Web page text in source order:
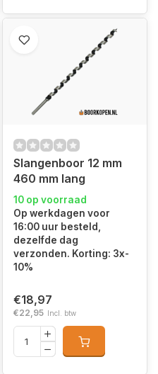
Slangenboor 12 mm
460 mm lang
10 op voorraad
Op werkdagen voor
16:00 uur besteld,
dezelfde dag
verzonden. Korting: 3x-
10%
€18,97
€22,95 Incl. btw